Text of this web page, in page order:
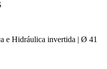
e Hidráulica invertida | Ø 41